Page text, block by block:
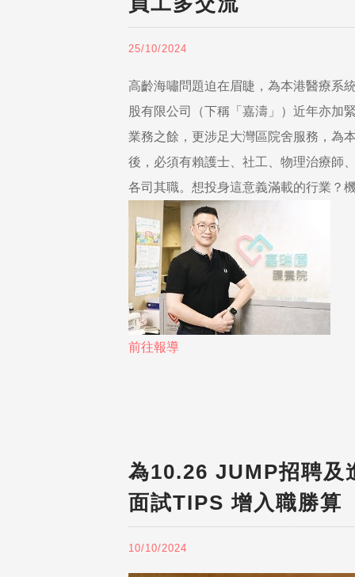
25/10/2024
高齡海嘯問題迫在眉睫，為本港醫療系
股有限公司（下稱「嘉濤」）近年亦加
業務之餘，更涉足大灣區院舍服務，為
後，必須有賴護士、社工、物理治療師
各司其職。想投身這意義滿載的行業？
前往報導
為10.26 JUMP招聘及
面試TIPS 增入職勝算
10/10/2024